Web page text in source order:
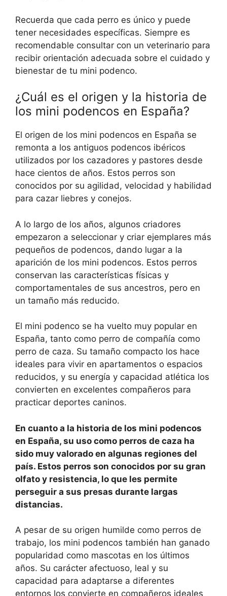
Recuerda que cada perro es único y puede
tener necesidades específicas. Siempre es
recomendable consultar con un veterinario para
recibir orientación adecuada sobre el cuidado y
bienestar de tu mini podenco.
¿Cuál es el origen y la historia de
los mini podencos en España?
El origen de los mini podencos en España se
remonta a los antiguos podencos ibéricos
utilizados por los cazadores y pastores desde
hace cientos de años. Estos perros son
conocidos por su agilidad, velocidad y habilidad
para cazar liebres y conejos.
A lo largo de los años, algunos criadores
empezaron a seleccionar y criar ejemplares más
pequeños de podencos, dando lugar a la
aparición de los mini podencos. Estos perros
conservan las características físicas y
comportamentales de sus ancestros, pero en
un tamaño más reducido.
El mini podenco se ha vuelto muy popular en
España, tanto como perro de compañía como
perro de caza. Su tamaño compacto los hace
ideales para vivir en apartamentos o espacios
reducidos, y su energía y capacidad atlética los
convierten en excelentes compañeros para
practicar deportes caninos.
En cuanto a la historia de los mini podencos
en España, su uso como perros de caza ha
sido muy valorado en algunas regiones del
país. Estos perros son conocidos por su gran
olfato y resistencia, lo que les permite
perseguir a sus presas durante largas
distancias.
A pesar de su origen humilde como perros de
trabajo, los mini podencos también han ganado
popularidad como mascotas en los últimos
años. Su carácter afectuoso, leal y su
capacidad para adaptarse a diferentes
entornos los convierte en compañeros ideales